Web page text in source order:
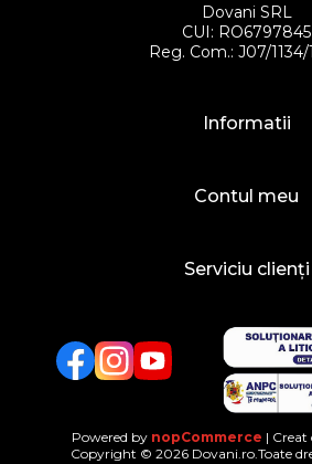
Dovani SRL
CUI: RO6797845
Reg. Com.: J07/
Informatii
Contul meu
Serviciu clienți
FacebookTwitterYouTube
Powered by nopCommerce | Creat
Copyright © 2026 Dovani.ro.Toate